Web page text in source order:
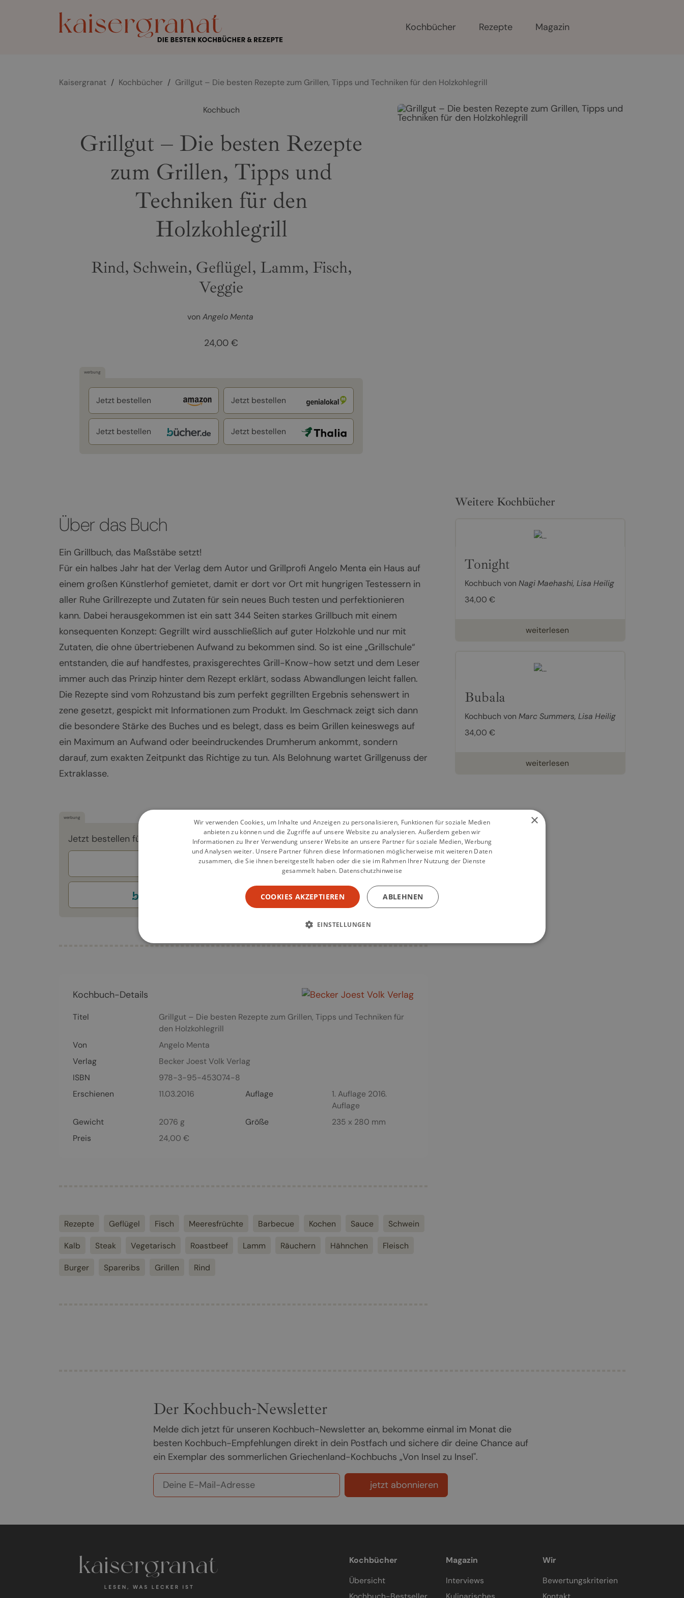
Kochbücher Rezepte Magazin
Kaisergranat / Kochbücher / Grillgut – Die besten Rezepte zum Grillen, Tipps und Techniken für den Holzkohlegrill
Kochbuch
Grillgut – Die besten Rezepte
zum Grillen, Tipps und
Techniken für den
Holzkohlegrill
Rind, Schwein, Geflügel, Lamm, Fisch,
Veggie
von Angelo Menta
24,00 €
werbung
Jetzt bestellen Jetzt bestellen
Jetzt bestellen Jetzt bestellen
Über das Buch
Ein Grillbuch, das Maßstäbe setzt!
Für ein halbes Jahr hat der Verlag dem Autor und Grillprofi Angelo Menta ein Haus auf
einem großen Künstlerhof gemietet, damit er dort vor Ort mit hungrigen Testessern in
aller Ruhe Grillrezepte und Zutaten für sein neues Buch testen und perfektionieren
kann. Dabei herausgekommen ist ein satt 344 Seiten starkes Grillbuch mit einem
konsequenten Konzept: Gegrillt wird ausschließlich auf guter Holzkohle und nur mit
Zutaten, die ohne übertriebenen Aufwand zu bekommen sind. So ist eine „Grillschule“
entstanden, die auf handfestes, praxisgerechtes Grill-Know-how setzt und dem Leser
immer auch das Prinzip hinter dem Rezept erklärt, sodass Abwandlungen leicht fallen.
Die Rezepte sind vom Rohzustand bis zum perfekt gegrillten Ergebnis sehenswert in
zene gesetzt, gespickt mit Informationen zum Produkt. Im Geschmack zeigt sich dann
die besondere Stärke des Buches und es belegt, dass es beim Grillen keineswegs auf
ein Maximum an Aufwand oder beeindruckendes Drumherum ankommt, sondern
darauf, zum exakten Zeitpunkt das Richtige zu tun. Als Belohnung wartet Grillgenuss der
Extraklasse.
werbung
Jetzt bestellen für 24,00 €
Kochbuch-Details
Titel
Grillgut – Die besten Rezepte zum Grillen, Tipps und Techniken für
den Holzkohlegrill
Von
Angelo Menta
Verlag
Becker Joest Volk Verlag
ISBN
978-3-95-453074-8
Erschienen
11.03.2016 Auflage
1. Auflage 2016.
Auflage
Gewicht
2076 g Größe
235 x 280 mm
Preis
24,00 €
Rezepte Geflügel Fisch Meeresfrüchte Barbecue Kochen Sauce Schwein
Kalb Steak Vegetarisch Roastbeef Lamm Räuchern Hähnchen Fleisch
Burger Spareribs Grillen Rind
Weitere Kochbücher
Tonight
Kochbuch von Nagi Maehashi, Lisa Heilig
34,00 €
weiterlesen
Bubala
Kochbuch von Marc Summers, Lisa Heilig
34,00 €
weiterlesen
Der Kochbuch-Newsletter
Melde dich jetzt für unseren Kochbuch-Newsletter an, bekomme einmal im Monat die
besten Kochbuch-Empfehlungen direkt in dein Postfach und sichere dir deine Chance auf
ein Exemplar des sommerlichen Griechenland-Kochbuchs „Von Insel zu Insel".
jetzt abonnieren
Kochbücher
Übersicht
Magazin
Interviews
Wir
Bewertungskriterien
×
Wir verwenden Cookies, um Inhalte und Anzeigen zu personalisieren, Funktionen für soziale Medien
anbieten zu können und die Zugriffe auf unsere Website zu analysieren. Außerdem geben wir
Informationen zu Ihrer Verwendung unserer Website an unsere Partner für soziale Medien, Werbung
und Analysen weiter. Unsere Partner führen diese Informationen möglicherweise mit weiteren Daten
zusammen, die Sie ihnen bereitgestellt haben oder die sie im Rahmen Ihrer Nutzung der Dienste
gesammelt haben. Datenschutzhinweise
COOKIES AKZEPTIEREN ABLEHNEN
EINSTELLUNGEN